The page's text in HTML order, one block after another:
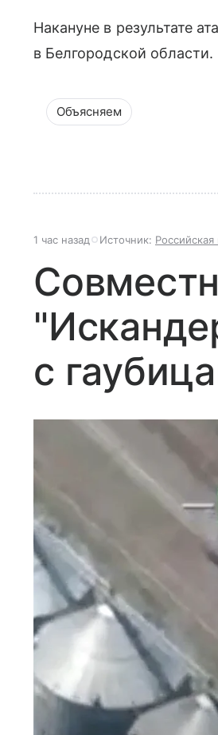
Накануне в результате
в Белгородской области.
Объясняем
1 час назад Источник: Российская
с